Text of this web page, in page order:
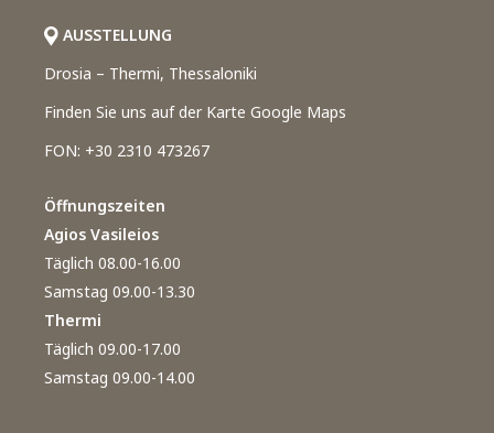
AUSSTELLUNG
Drosia – Thermi, Thessaloniki
Finden Sie uns auf der Karte Google Maps
FON: +30 2310 473267
Öffnungszeiten
Agios Vasileios
Täglich 08.00-16.00
Samstag 09.00-13.30
Thermi
Täglich 09.00-17.00
Samstag 09.00-14.00